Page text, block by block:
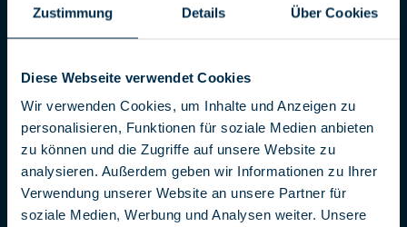
Zustimmung Details Über Cookies
Diese Webseite verwendet Cookies
Wir verwenden Cookies, um Inhalte und Anzeigen zu
personalisieren, Funktionen für soziale Medien anbieten
zu können und die Zugriffe auf unsere Website zu
analysieren. Außerdem geben wir Informationen zu Ihrer
Verwendung unserer Website an unsere Partner für
soziale Medien, Werbung und Analysen weiter. Unsere
Untersuchungskommission ein, die sog. „Warren-
Kommission“. Ihr Ergebnis nach einjähriger Arbeit:
Oswald war ein Einzeltäter und hatte keine
Hintermänner. Bei ihrer Arbeit wurden der Kommission
jedoch Informationen seitens der amerikanischen
Sicherheitsbehörden vorenthalten.